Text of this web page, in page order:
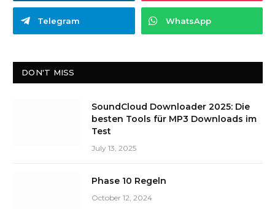
Telegram WhatsApp
DON'T MISS
SoundCloud Downloader 2025: Die
besten Tools für MP3 Downloads im
Test
July 13, 2025
Phase 10 Regeln
October 12, 2024